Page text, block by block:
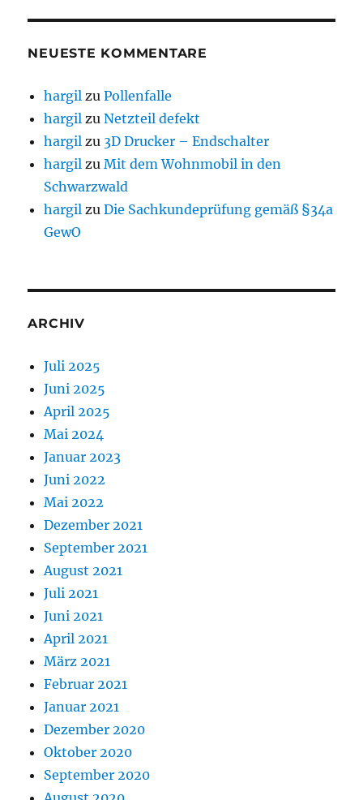
NEUESTE KOMMENTARE
hargil zuPollenfalle
hargil zuNetzteil defekt
hargil zu 3D Drucker – Endschalter
hargil zuMit dem Wohnmobil in den
Schwarzwald
hargil zuDie Sachkundeprüfung gemäß §34a
GewO
ARCHIV
Juli 2025
Juni 2025
April 2025
Mai 2024
Januar 2023
Juni 2022
Mai 2022
Dezember 2021
September 2021
August 2021
Juli 2021
Juni 2021
April 2021
März 2021
Februar 2021
Januar 2021
Dezember 2020
Oktober 2020
September 2020